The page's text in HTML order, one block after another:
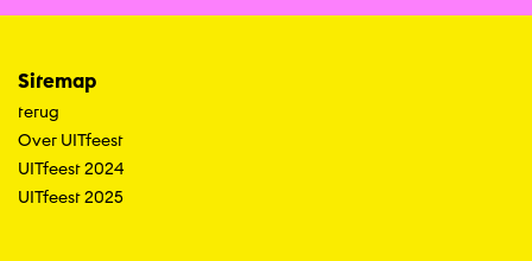
Sitemap
terug
Over UITfeest
UITfeest 2024
UITfeest 2025